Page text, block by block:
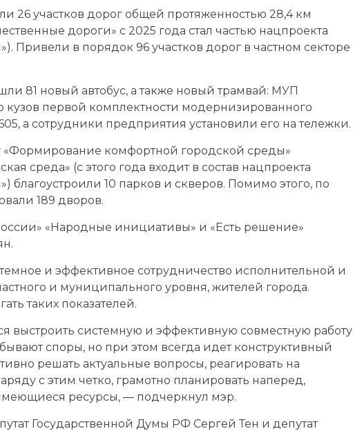
26 участков дорог общей протяженностью 28,4 км
дороги» с 2025 года стал частью нацпроекта
Привели в порядок 96 участков дорог в частном секторе
81 новый автобус, а также новый трамвай: МУП
кузов первой комплектности модернизированного
а сотрудники предприятия установили его на тележки.
«Формирование комфортной городской среды»
среда» (с этого года входит в состав нацпроекта
благоустроили 10 парков и скверов. Помимо этого, по
189 дворов.
«Народные инициативы» и «Есть решение»
и эффективное сотрудничество исполнительной и
и муниципального уровня, жителей города.
таких показателей.
выстроить системную и эффективную совместную работу
споры, но при этом всегда идет конструктивный
решать актуальные вопросы, реагировать на
с этим четко, грамотно планировать наперед,
ресурсы, — подчеркнул мэр.
Государственной Думы РФ Сергей Тен и депутат